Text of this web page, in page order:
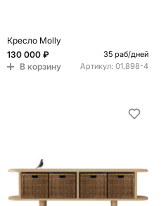
Кресло Molly
130 000 ₽
35 раб/дней
В корзину Артикул: 01.898-4